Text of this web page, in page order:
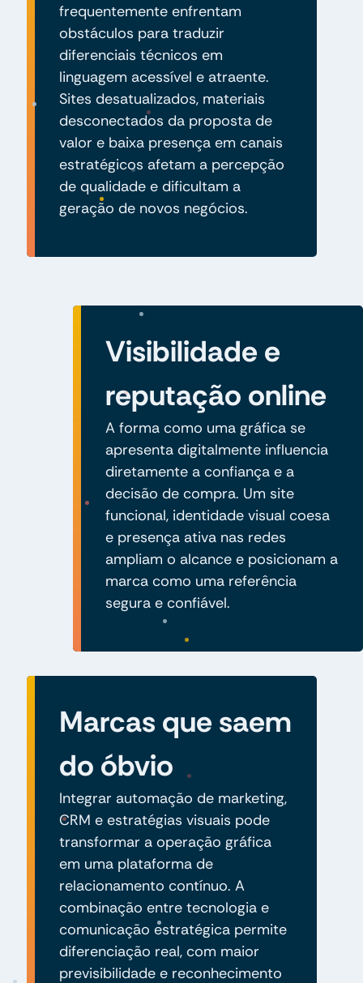
frequentemente enfrentam
obstáculos para traduzir
diferenciais técnicos em
linguagem acessível e atraente.
Sites desatualizados, materiais
desconectados da proposta de
valor e baixa presença em canais
estratégicos afetam a percepção
de qualidade e dificultam a
geração de novos negócios.
Visibilidade e
reputação online
A forma como uma gráfica se
apresenta digitalmente influencia
diretamente a confiança e a
decisão de compra. Um site
funcional, identidade visual coesa
e presença ativa nas redes
ampliam o alcance e posicionam a
marca como uma referência
segura e confiável.
Marcas que saem
do óbvio
Integrar automação de marketing,
CRM e estratégias visuais pode
transformar a operação gráfica
em uma plataforma de
relacionamento contínuo. A
combinação entre tecnologia e
comunicação estratégica permite
diferenciação real, com maior
previsibilidade e reconhecimento